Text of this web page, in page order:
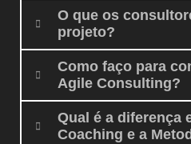
O que os
projeto?
Como faço para
Agile Consulting?
Qual é a diferença
Coaching e a